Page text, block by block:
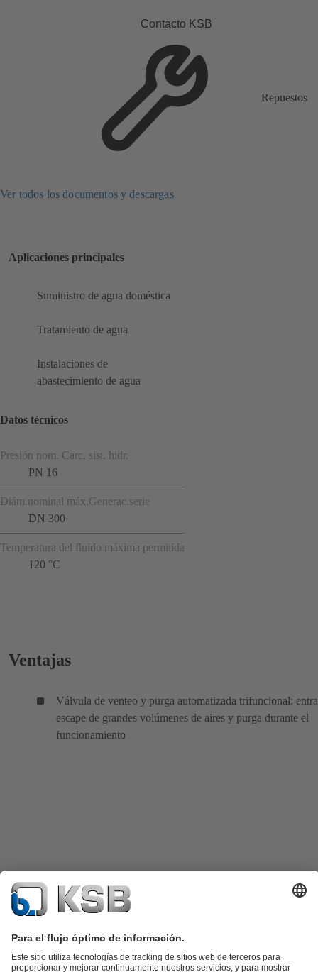
Contacto KSB
Repuestos
Ver todos los documentos y descargas
Aplicaciones principales
Suministro de agua doméstica
Tratamiento de agua
Instalaciones de
abastecimiento de agua
Datos técnicos
Presión nom. Carc. sist. hidr.
PN 16
Diám.nominal máx.Generac.serie
DN 300
Temperatura del fluido máxima permitida
120 °C
Ventajas
Válvula de venteo y purga automatizada trifuncional:
escape de grandes volúmenes de aires y purga durante el
funcionamiento